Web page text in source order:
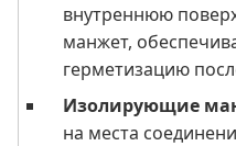
внутреннюю
манжет,
герметизацию
Изолирующие
на места